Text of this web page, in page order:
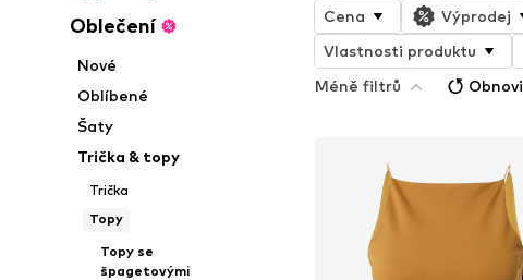
Oblečení
Nové
Oblíbené
Šaty
Trička & topy
Trička
Topy
Topy se
špagetovými
Cena Výprodej
Vlastnosti produktu
Méně filtrů